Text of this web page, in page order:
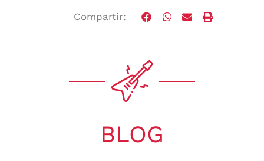
Compartir:
BLOG